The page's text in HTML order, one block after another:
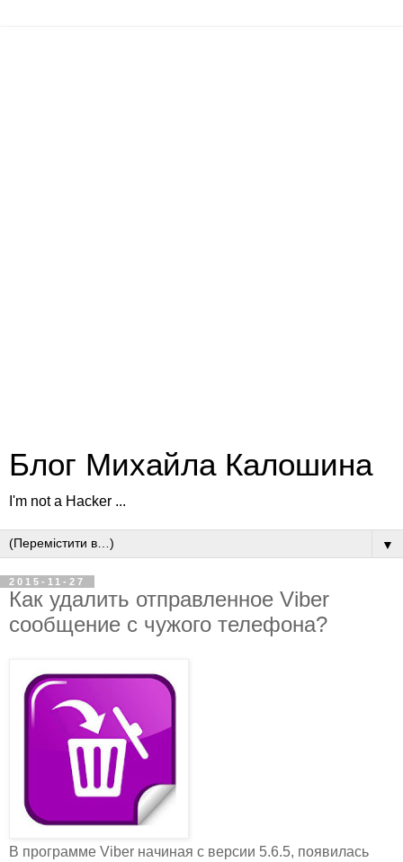
Блог Михайла Калошина
I'm not a Hacker ...
▼
2015-11-27
Как удалить отправленное Viber
сообщение с чужого телефона?
В программе Viber начиная с версии 5.6.5, появилась